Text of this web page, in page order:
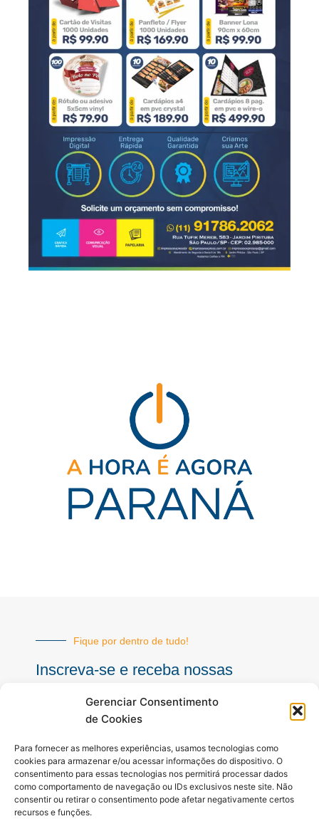
Gerenciar Consentimento
de Cookies
Para fornecer as melhores experiências, usamos tecnologias como
cookies para armazenar e/ou acessar informações do dispositivo. O
consentimento para essas tecnologias nos permitirá processar dados
como comportamento de navegação ou IDs exclusivos neste site. Não
consentir ou retirar o consentimento pode afetar negativamente certos
recursos e funções.
Fique por dentro de tudo!
Inscreva-se e receba nossas
mail
INSCREVER